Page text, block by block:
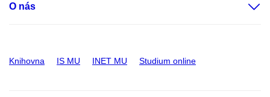
O nás
Knihovna IS MU INET MU Studium online